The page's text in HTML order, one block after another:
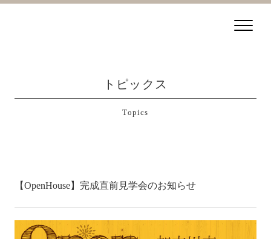
トピックス
Topics
【OpenHouse】完成直前見学会のお知らせ